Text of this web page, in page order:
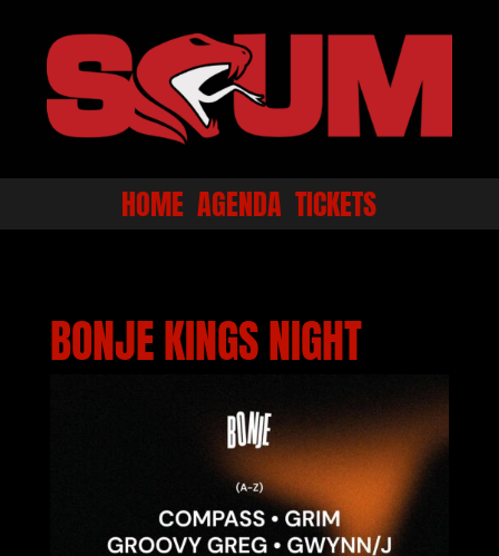
HOME AGENDA TICKETS
BONJE KINGS NIGHT